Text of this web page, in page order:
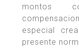
montos
especial
presente